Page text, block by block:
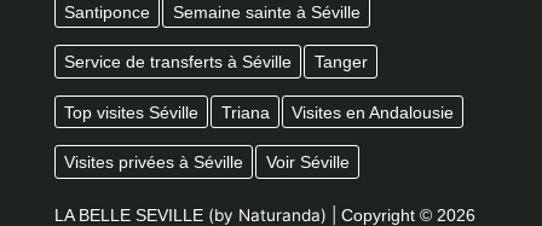
Santiponce Semaine sainte à Séville
Service de transferts à Séville Tanger
Top visites Séville Triana Visites en Andalousie
Visites privées à Séville Voir Séville
LA BELLE SEVILLE (by Naturanda) | Copyright © 2026